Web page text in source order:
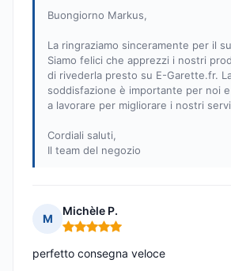
Buongiorno Markus,
La ringraziamo sinceramente per il
Siamo felici che apprezzi i nostri
di rivederla presto su E-Garette.fr.
soddisfazione è importante per noi
a lavorare per migliorare i nostri
Cordiali saluti,
Il team del negozio
M
Michèle P.
Nota: 5 su 5
perfetto consegna veloce